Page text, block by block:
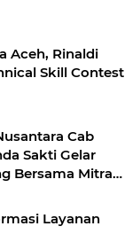
Aceh, Rinaldi
Skill Contest
Cab
Sakti Gelar
Bersama Mitra
Layanan